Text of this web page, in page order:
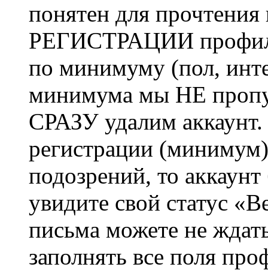
понятен для
РЕГИСТРАЦИИ профиль
по минимуму (пол,
минимума мы НЕ
СРАЗУ удалим
регистрации
подозрений, то
увидите свой статус
письма можете не
заполнять все поля